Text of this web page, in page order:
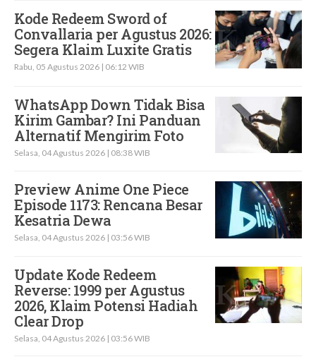
Kode Redeem Sword of
Convallaria per Agustus 2026:
Segera Klaim Luxite Gratis
Rabu, 05 Agustus 2026 | 06:12 WIB
WhatsApp Down Tidak Bisa
Kirim Gambar? Ini Panduan
Alternatif Mengirim Foto
Selasa, 04 Agustus 2026 | 08:38 WIB
Preview Anime One Piece
Episode 1173: Rencana Besar
Kesatria Dewa
Selasa, 04 Agustus 2026 | 03:56 WIB
Update Kode Redeem
Reverse: 1999 per Agustus
2026, Klaim Potensi Hadiah
Clear Drop
Selasa, 04 Agustus 2026 | 03:56 WIB